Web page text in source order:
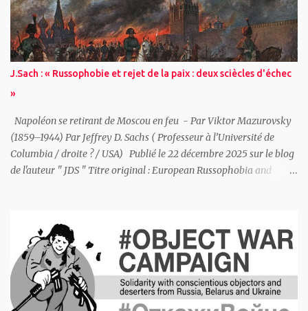
armes nucléaires comme leviers de puissance nationale, remettant
en cause des décennies d’efforts destinés à diminuer à la fois les
arsenaux nucléaires et l’importance accordée à ces armes, alors
même que les risques de méprise stratégique et d’escalade
s’accentuent. Renforcement et modernisation des arsenaux
nucléaires mondiaux Les neuf États dotés de l’arme nucléaire —
États-Un...
J.Sach : « Russophobie et rejet de la paix : deux sciècles d'échec
»
Napoléon se retirant de Moscou en feu - Par Viktor Mazurovsky
(1859–1944) Par Jeffrey D. Sachs ( Professeur à l’Université de
Columbia / droite ? / USA) Publié le 22 décembre 2025 sur le blog
de l'auteur " JDS " Titre original : European Russophobia and
profondément contre-productifs. Du XIXe siècle à nos jours, les
préoccupations sécuritaires de la Russie n’ont pas été considérées
comme des intérêts légitimes à négocier dans le cadre d’un ordre
européen plus large, mais comme des transgressions morales à
combattre, à contenir ou à ignorer. Ce schéma s’est répété à travers